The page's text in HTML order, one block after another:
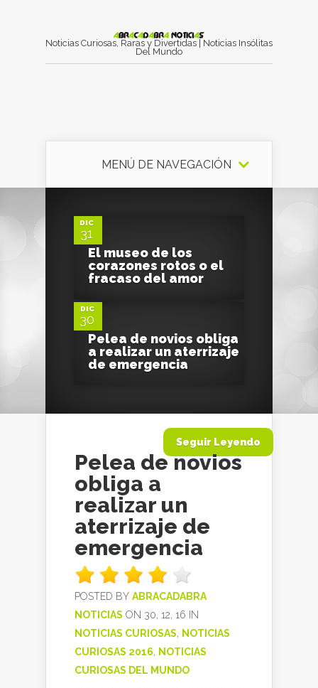
Noticias Curiosas, Raras y Divertidas | Noticias Insólitas
Del Mundo
MENÚ DE NAVEGACIÓN
DIC
31
El museo de los
corazones rotos o el
fracaso del amor
DIC
30
0
Pelea de novios obliga
a realizar un aterrizaje
de emergencia
Seguir Leyendo
Pelea de novios
obliga a
realizar un
aterrizaje de
emergencia
POSTED BY ABRACADABRA
NOTICIAS ON 30, 12, 16 IN
NOTICIAS CURIOSAS
NOTICIAS
CURIOSAS 2016
NOTICIAS
CURIOSAS DEL MUNDO